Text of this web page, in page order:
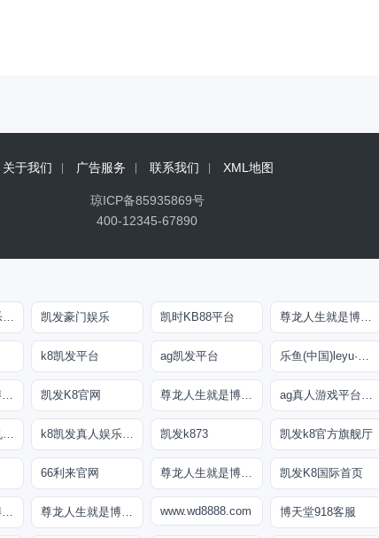
关于我们 广告服务 联系我们 XML地图
琼ICP备85935869号
400-12345-67890
k8凯发真人娱乐手机首页 凯发豪门娱乐 凯时KB88平台 尊龙人生就是博!游戏登录
k8凯发平台 ag凯发平台 乐鱼(中国)leyu·官方网站
尊龙人生就是博!网址 凯发K8官网 尊龙人生就是博!网上真人现场娱乐 ag真人游戏平台登录
k8凯发官网手机app k8凯发真人娱乐手机备用网址 凯发k873 凯发k8官方旗舰厅
66利来官网 尊龙人生就是博手机登录 凯发K8国际首页
尊龙人生就是博iAG发财网可靠 尊龙人生就是博!官网注册 www.wd8888.com 博天堂918客服